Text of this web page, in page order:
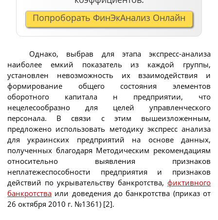
Попроборать ФинЭкАнализ Онлайн
Однако, выбрав для этапа экспресс-анализа
наиболее емкий показатель из каждой группы,
установлен невозможность их взаимодействия и
формирование общего состояния элементов
оборотного капитала н предприятии, что
нецелесообразно для целей управленческого
персонала. В связи с этим вышеизложенным,
предложено использовать методику экспресс анализа
для украинских предприятий на основе данных,
полученных благодаря Методическим рекомендациям
относительно выявления признаков
неплатежеспособности предприятия и признаков
действий по укрывательству банкротства, фиктивного
банкротства или доведения до банкротства (приказ от
26 октября 2010 г. №1361) [2].